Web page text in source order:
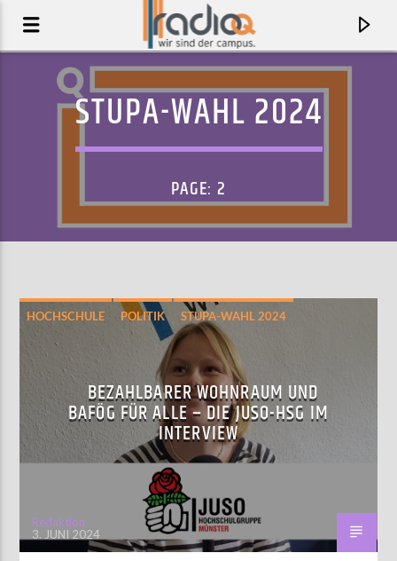
AKTUELLER TRACK
MEERSCHAUM PIPE RAGA
KESHAVARA
19:00 24:00
STUPA-WAHL 2024
PAGE: 2
HOCHSCHULE POLITIK STUPA-WAHL 2024
BEZAHLBARER WOHNRAUM UND
BAFÖG FÜR ALLE – DIE JUSO-HSG IM
INTERVIEW
Redaktion
3. JUNI 2024